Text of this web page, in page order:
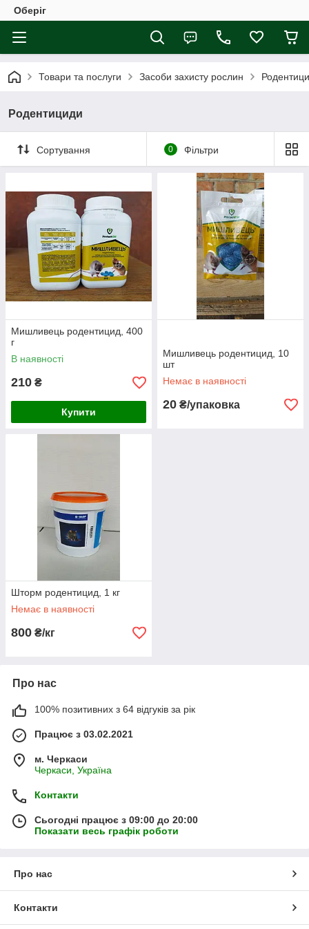
Оберіг
Товари та послуги Засоби захисту рослин
Родентициди
Сортування 0 Фільтри
Мишливець родентицид, 400
г
В наявності
210 ₴
Купити
Мишливець родентицид, 10
шт
Немає в наявності
20 ₴/упаковка
Шторм родентицид, 1 кг
Немає в наявності
800 ₴/кг
Про нас
100% позитивних з 64 відгуків за рік
Працює з 03.02.2021
м. Черкаси
Черкаси, Україна
Контакти
Сьогодні працює з 09:00 до 20:00
Показати весь графік роботи
Про нас
Контакти